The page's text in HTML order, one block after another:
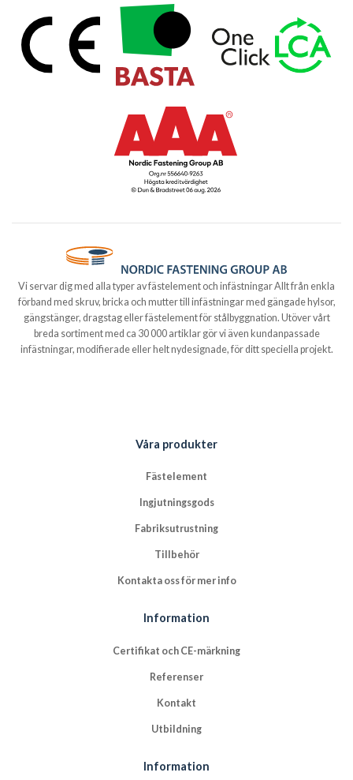
Vi servar dig med alla typer av fästelement och infästningar Allt från enkla
förband med skruv, bricka och mutter till infästningar med gängade hylsor,
gängstänger, dragstag eller fästelement för stålbyggnation. Utöver vårt
breda sortiment med ca 30 000 artiklar gör vi även kundanpassade
infästningar, modifierade eller helt nydesignade, för ditt speciella projekt.
Våra produkter
Fästelement
Ingjutningsgods
Fabriksutrustning
Tillbehör
Kontakta oss för mer info
Information
Certifikat och CE-märkning
Referenser
Kontakt
Utbildning
Information